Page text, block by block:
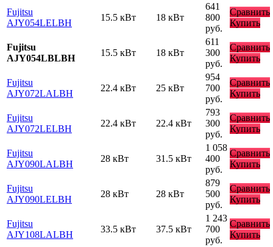
Fujitsu
AJY054LELBH
15.5 кВт 18 кВт
641
800
руб.
Сравнить
Купить
Fujitsu
AJY054LBLBH
15.5 кВт 18 кВт
611
300
руб.
Сравнить
Купить
Fujitsu
AJY072LALBH
22.4 кВт 25 кВт
954
700
руб.
Сравнить
Купить
Fujitsu
AJY072LELBH
22.4 кВт 22.4 кВт
793
300
руб.
Сравнить
Купить
Fujitsu
AJY090LALBH
28 кВт 31.5 кВт
1 058
400
руб.
Сравнить
Купить
Fujitsu
AJY090LELBH
28 кВт 28 кВт
879
500
руб.
Сравнить
Купить
Fujitsu
AJY108LALBH
33.5 кВт 37.5 кВт
1 243
700
руб.
Сравнить
Купить